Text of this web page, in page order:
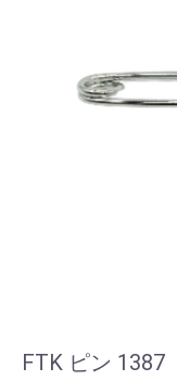
FTK ピン 1387